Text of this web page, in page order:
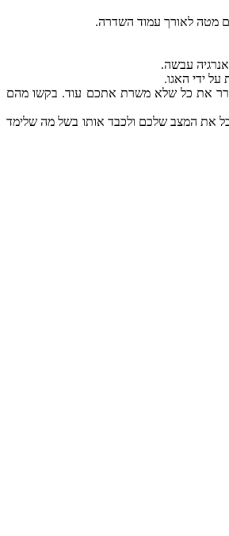
מטה לאורך עמוד השדרה.
אנרגיה עבשה.
על ידי האגו.
את כל שלא משרת אתכם עוד. בקשו מהם
את המצב שלכם ולכבד אותו בשל מה שלימד